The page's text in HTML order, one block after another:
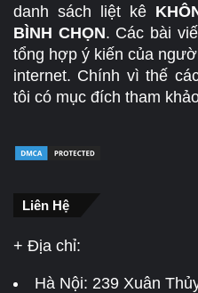
danh sách liệt kê
BÌNH CHỌN. Các bài
tổng hợp ý kiến của
internet. Chính vì thế
tôi có mục đích tham
Liên Hệ
+ Địa chỉ:
Hà Nội: 239 Xuân